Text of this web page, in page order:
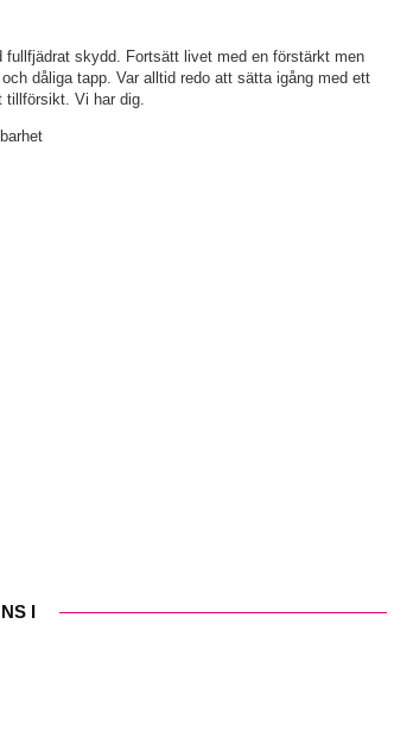
fullfjädrat skydd. Fortsätt livet med en förstärkt men
dåliga tapp. Var alltid redo att sätta igång med ett
tillförsikt. Vi har dig.
I